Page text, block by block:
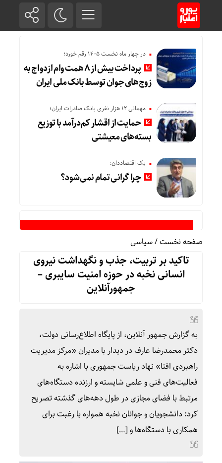
در چهار ماه نخست ۱۴۰۵ رقم خورد؛
پرداخت بیش از ۸ همت وام ازدواج به
زوج‌های جوان توسط بانک ملی ایران
مهمانی ۱۲ هزار نفری بانک صادرات ایران؛
حمایت از اقشار کم‌درآمد با توزیع
بسته‌های معیشتی
یک اقتصاددان:
چرا گرانی تمام نمی‌شود؟
صفحه نخست/سیاسی
تاکید بر تربیت، جذب و نگهداشت نیروی
انسانی نخبه در حوزه امنیت سایبری –
جمهورآنلاین
به گزارش جمهور آنلاین، از پایگاه اطلاع‌رسانی دولت،
دکتر محمدرضا عارف در دیدار با مدیران «مرکز مدیریت
راهبردی افتا» نهاد ریاست جمهوری با اشاره به
فعالیت‌های فنی و علمی شایسته و ارزنده دستگاه‌های
مرتبط با فضای مجازی در طول دهه‌های گذشته تصریح
کرد: دانشجویان و جوانان نخبه همواره با رغبت برای
همکاری با دستگاه‌ها و […]